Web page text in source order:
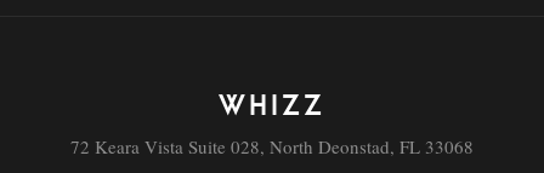
WHIZZ
72 Keara Vista Suite 028, North Deonstad, FL 33068